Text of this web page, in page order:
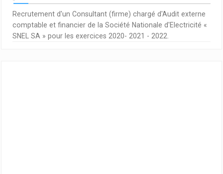
Recrutement d'un Consultant (firme) chargé d'Audit externe
comptable et financier de la Société Nationale d'Electricité «
SNEL SA » pour les exercices 2020- 2021 - 2022.